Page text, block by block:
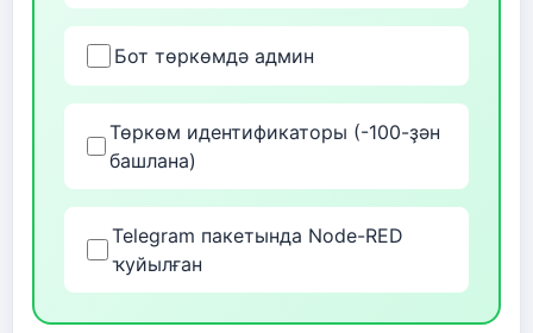
Бот төркөмдә админ
Төркөм идентификаторы (-100-ҙән
башлана)
Telegram пакетында Node-RED
ҡуйылған